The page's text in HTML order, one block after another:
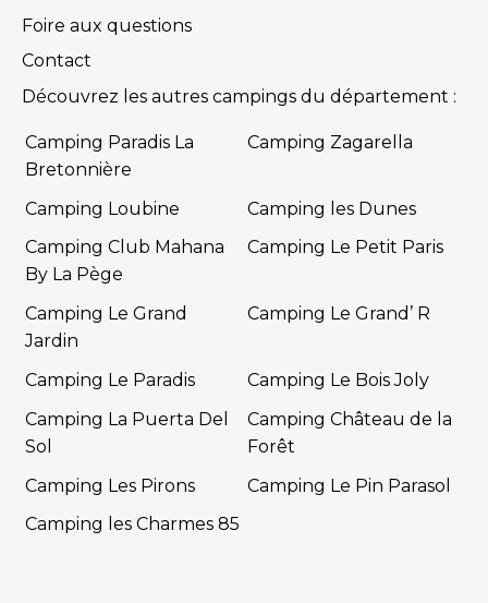
Foire aux questions
Contact
Découvrez les autres campings du département :
Camping Paradis La
Bretonnière
Camping Zagarella
Camping Loubine
Camping les Dunes
Camping Club Mahana
By La Pège
Camping Le Petit Paris
Camping Le Grand
Jardin
Camping Le Grand’ R
Camping Le Paradis
Camping Le Bois Joly
Camping La Puerta Del
Sol
Camping Château de la
Forêt
Camping Les Pirons
Camping Le Pin Parasol
Camping les Charmes 85